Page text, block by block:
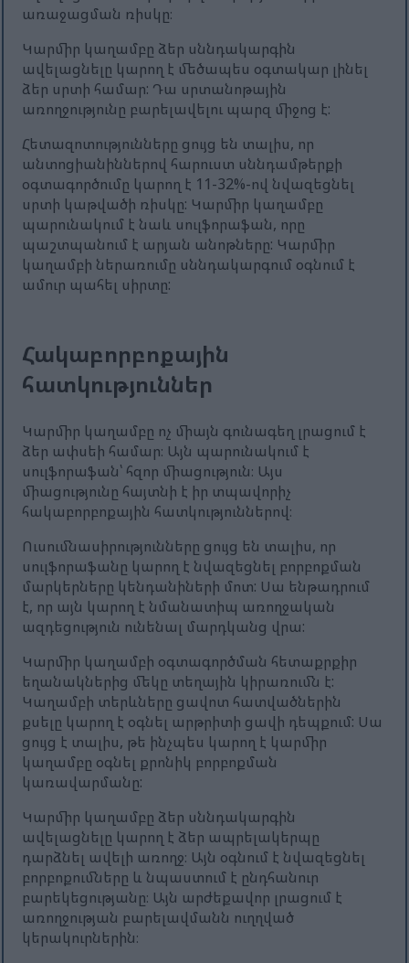
առաջացման ռիսկը։
Կարմիր կաղամբը ձեր սննդակարգին
ավելացնելը կարող է մեծապես օգտակար լինել
ձեր սրտի համար: Դա սրտանոթային
առողջությունը բարելավելու պարզ միջոց է:
Հետազոտությունները ցույց են տալիս, որ
անտոցիանիններով հարուստ սննդամթերքի
օգտագործումը կարող է 11-32%-ով նվազեցնել
սրտի կաթվածի ռիսկը: Կարմիր կաղամբը
պարունակում է նաև սուլֆորաֆան, որը
պաշտպանում է արյան անոթները: Կարմիր
կաղամբի ներառումը սննդակարգում օգնում է
ամուր պահել սիրտը:
Հակաբորբոքային
հատկություններ
Կարմիր կաղամբը ոչ միայն գունագեղ լրացում է
ձեր ափսեի համար։ Այն պարունակում է
սուլֆորաֆան՝ հզոր միացություն։ Այս
միացությունը հայտնի է իր տպավորիչ
հակաբորբոքային հատկություններով։
Ուսումնասիրությունները ցույց են տալիս, որ
սուլֆորաֆանը կարող է նվազեցնել բորբոքման
մարկերները կենդանիների մոտ: Սա ենթադրում
է, որ այն կարող է նմանատիպ առողջական
ազդեցություն ունենալ մարդկանց վրա:
Կարմիր կաղամբի օգտագործման հետաքրքիր
եղանակներից մեկը տեղային կիրառումն է:
Կաղամբի տերևները ցավոտ հատվածներին
քսելը կարող է օգնել արթրիտի ցավի դեպքում: Սա
ցույց է տալիս, թե ինչպես կարող է կարմիր
կաղամբը օգնել քրոնիկ բորբոքման
կառավարմանը:
Կարմիր կաղամբը ձեր սննդակարգին
ավելացնելը կարող է ձեր ապրելակերպը
դարձնել ավելի առողջ։ Այն օգնում է նվազեցնել
բորբոքումները և նպաստում է ընդհանուր
բարեկեցությանը։ Այն արժեքավոր լրացում է
առողջության բարելավմանն ուղղված
կերակուրներին։